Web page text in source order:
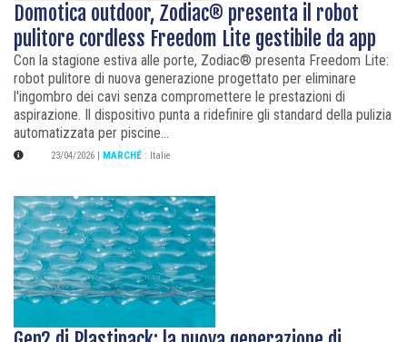
Domotica outdoor, Zodiac® presenta il robot
pulitore cordless Freedom Lite gestibile da app
Con la stagione estiva alle porte, Zodiac® presenta Freedom Lite:
robot pulitore di nuova generazione progettato per eliminare
l'ingombro dei cavi senza compromettere le prestazioni di
aspirazione. Il dispositivo punta a ridefinire gli standard della pulizia
automatizzata per piscine...
23/04/2026 MARCHÉ : Italie